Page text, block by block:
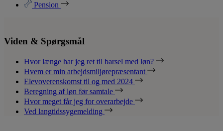
Pension
Viden & Spørgsmål
Hvor længe har jeg ret til barsel med løn?
Hvem er min arbejdsmiljørepræsentant
Elevoverenskomst til og med 2024
Beregning af løn før samtale
Hvor meget får jeg for overarbejde
Ved langtidssygemelding